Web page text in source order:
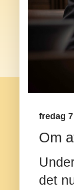
fredag
Om
det